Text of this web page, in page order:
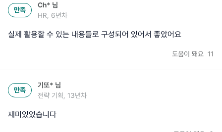
만족
Ch* 님
HR, 6년차
실제 활용할 수 있는 내용들로 구성되어 있어서 좋았어요
도움이 돼요 11
만족
기또* 님
전략 기획, 13년차
재미있었습니다